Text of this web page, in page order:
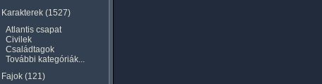
Karakterek (1527)
Atlantis csapat
Civilek
Családtagok
További kategóriák...
Fajok (121)